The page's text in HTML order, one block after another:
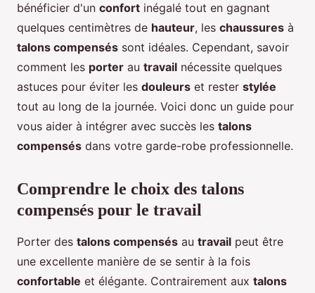
bénéficier d'un confort inégalé tout en gagnant
quelques centimètres de hauteur, les chaussures à
talons compensés sont idéales. Cependant, savoir
comment les porter au travail nécessite quelques
astuces pour éviter les douleurs et rester stylée
tout au long de la journée. Voici donc un guide pour
vous aider à intégrer avec succès les talons
compensés dans votre garde-robe professionnelle.
Comprendre le choix des talons
compensés pour le travail
Porter des talons compensés au travail peut être
une excellente manière de se sentir à la fois
confortable et élégante. Contrairement aux talons